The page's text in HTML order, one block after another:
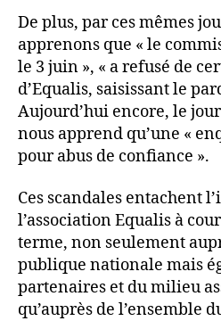
De plus, par ces mêmes
apprenons que « le
le 3 juin », « a refusé de
d’Equalis, saisissant le
Aujourd’hui encore, le
nous apprend qu’une «
pour abus de confiance ».
Ces scandales entachent
l’association Equalis à
terme, non seulement
publique nationale mais
partenaires et du milieu
qu’auprès de l’ensemble